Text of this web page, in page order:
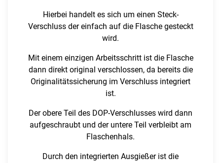
Hierbei handelt es sich um einen Steck-
Verschluss der einfach auf die Flasche gesteckt
wird.
Mit einem einzigen Arbeitsschritt ist die Flasche
dann direkt original verschlossen, da bereits die
Originalitätssicherung im Verschluss integriert
ist.
Der obere Teil des DOP-Verschlusses wird dann
aufgeschraubt und der untere Teil verbleibt am
Flaschenhals.
Durch den integrierten Ausgießer ist die